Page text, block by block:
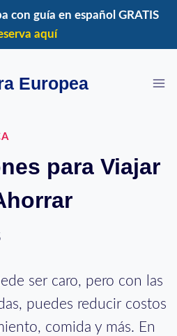
con guía en español GRATIS
aquí
Europea
para Viajar
ser caro, pero con las
puedes reducir costos
comida y más. En